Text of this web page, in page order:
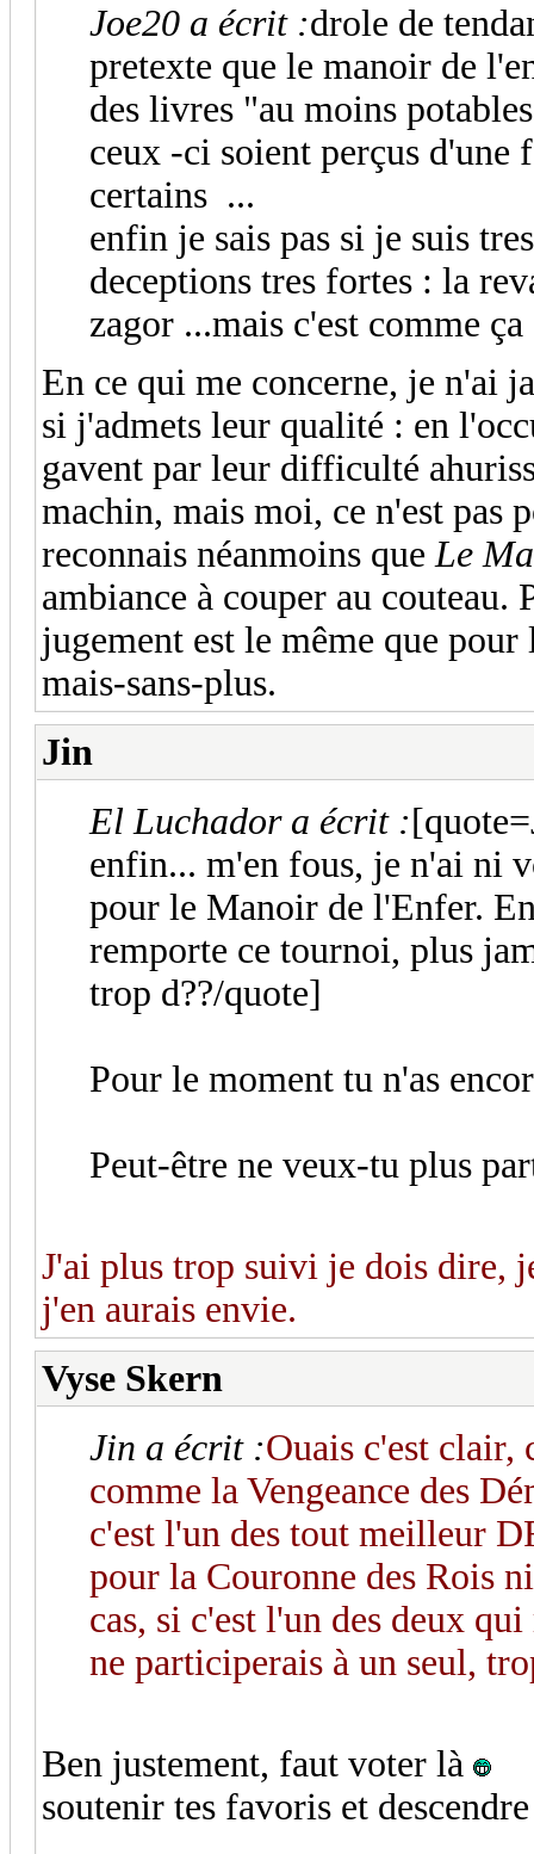
Joe20 a écrit :drole de
pretexte que le manoir de
des livres "au moins
ceux -ci soient perçus d'une
certains ...
enfin je sais pas si je suis
deceptions tres fortes : la
zagor ...mais c'est comme
En ce qui me concerne, je n'ai
si j'admets leur qualité : en
gavent par leur difficulté
machin, mais moi, ce n'est pas
reconnais néanmoins que Le
ambiance à couper au couteau.
jugement est le même que
mais-sans-plus.
Jin
El Luchador a écrit :
enfin... m'en fous, je n'ai ni
pour le Manoir de l'Enfer.
remporte ce tournoi, plus
trop d??/quote]
Pour le moment tu n'as
Peut-être ne veux-tu plus
J'ai plus trop suivi je dois dire,
j'en aurais envie.
Vyse Skern
Jin a écrit :Ouais c'est clair,
comme la Vengeance des
c'est l'un des tout meilleur
pour la Couronne des Rois
cas, si c'est l'un des deux
ne participerais à un seul,
Ben justement, faut voter là
soutenir tes favoris et